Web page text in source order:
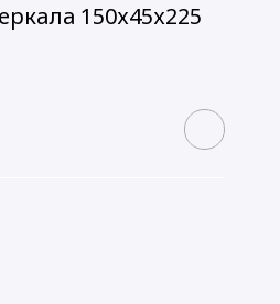
150х45х225